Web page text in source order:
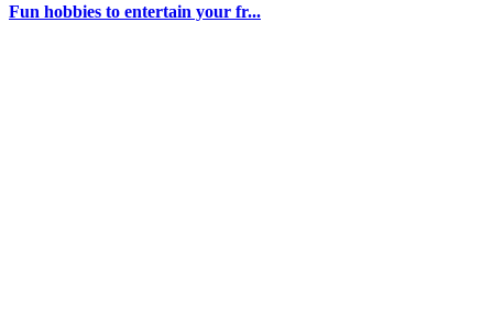
Fun hobbies to entertain your fr...